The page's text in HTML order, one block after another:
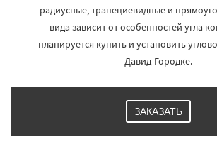
радиусные, трапециевидные и
вида зависит от особенностей угла
планируется купить и установить
Давид-Городке.
ЗАКАЗАТЬ